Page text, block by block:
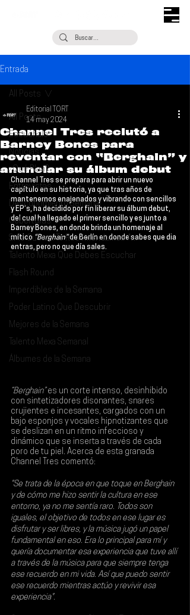
Entrada
All Posts
Escúchalo
Noticias
¿Qué Plan?
Entrevistas
Descubrimiento Semanal
Coberturas
Si Te Gusta... Te Recomendamos A...
Talento Mexa Que Debes Escuchar
Flash Round
Imperdibles de la Semana
Poder Latino Que Descubrir
Mejores de la Semana
Talento Mexa Semanal
Álbumes de la Semana
All Posts
Channel Tres reclutó a
Barney Bones para
reventar con “Berghain” y
anunciar su álbum debut
Editorial TORT
14 may 2024
Channel Tres se prepara para abrir un nuevo
capítulo en su historia, ya que tras años de
mantenernos enajenados y vibrando con sencillos
y EP’s, ha decidido por fin liberar su álbum debut,
del cual ha llegado el primer sencillo y es junto a
Barney Bones, en donde brinda un homenaje al
mítico “Berghain” de Berlín en donde sabes que dia
entras, pero no que día sales.
“Berghain” es un corte intenso, desinhibido
con sintetizadores disonantes, snares
crujientes e incesantes, cargados con un
bajo esponjos y vocales hipnotizantes que
se deslizan en un ritmo infeccioso y
dinámico que se inserta a través de cada
poro de tu piel. Acerca de esta granada
Channel Tres comentó:
"Se trata de la época en que toque en Berghain
y de cómo me hizo sentir la cultura en ese
entorno, ya no me sentía raro. Todos son
iguales, el objetivo de todos en ese lugar es
disfrutar y ser libres, y la música jugó un papel
fundamental en eso. Era lo principal para mí y
quería documentar esa experiencia que tuve allí
a través de la música para que siempre tenga
ese recuerdo en mi vida. Así que puedo sentir
ese recuerdo mientras actúo y revivir esa
experiencia".